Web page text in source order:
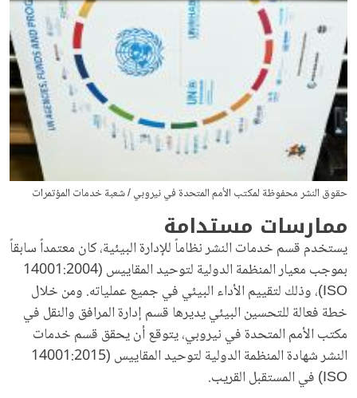
حقوق النشر محفوظة لمكتب الأمم المتحدة في نيروبي / شعبة خدمات المؤتمرات
ممارسات مستدامة
يستخدم قسم خدمات النشر نظاماً للإدارة البيئية، كان معتمداً سابقاً
بموجب معيار المنظمة الدولية لتوحيد المقاييس (14001:2004
ISO)، وذلك لتقييم الأداء البيئي في جميع عملياته. ومن خلال
خطة فعالة للتحسين البيئي يديرها قسم إدارة المرافق والنقل في
مكتب الأمم المتحدة في نيروبي، يتوقع أن يحقق قسم خدمات
النشر شهادة المنظمة الدولية لتوحيد المقاييس (14001:2015
ISO) في المستقبل القريب.